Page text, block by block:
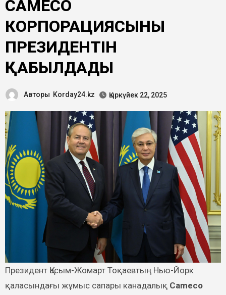
CAMECO
КОРПОРАЦИЯСЫНЫҢ
ПРЕЗИДЕНТІН
ҚАБЫЛДАДЫ
Авторы Korday24.kz Қыркүйек 22, 2025
Президент Қасым-Жомарт Тоқаевтың Нью-Йорк
қаласындағы жұмыс сапары канадалық Cameco